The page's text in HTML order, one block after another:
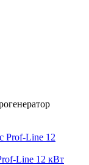
Line 12 кВт